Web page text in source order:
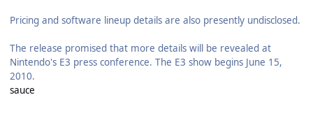
Pricing and software lineup details are also presently undisclosed.
The release promised that more details will be revealed at
Nintendo's E3 press conference. The E3 show begins June 15,
2010.
sauce